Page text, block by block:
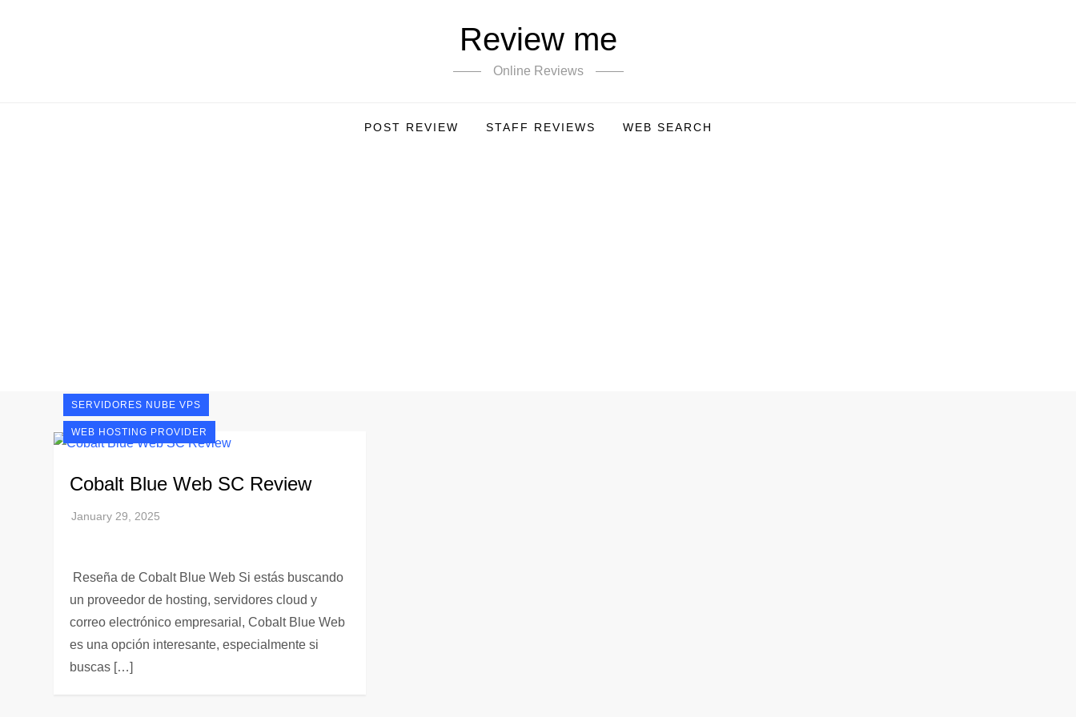
Review me
Online Reviews
POST REVIEW STAFF REVIEWS WEB SEARCH
SERVIDORES NUBE VPS
WEB HOSTING PROVIDER
Cobalt Blue Web SC Review
Reseña de Cobalt Blue Web Si estás buscando
un proveedor de hosting, servidores cloud y
correo electrónico empresarial, Cobalt Blue Web
es una opción interesante, especialmente si
buscas […]